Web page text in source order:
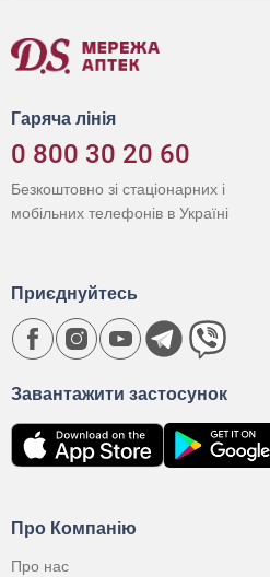
Гаряча лінія
0 800 30 20 60
Безкоштовно зі стаціонарних і
мобільних телефонів в Україні
Про Компанію
Про нас
Завантажити застосунок
Приєднуйтесь